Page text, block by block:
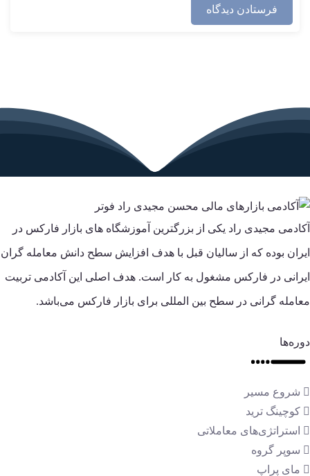
آکادمی مجیدی راد یکی از بزرگترین آموزشگاه های بازار فارکس در
ایران بوده که از سالیان قبل با هدف افزایش سطح دانش معامله گران
ایرانی در فارکس مشغول به کار است. هدف اصلی این آکادمی تربیت
معامله گرانی در سطح بین المللی برای بازار فارکس می‌باشد.
دوره‌ها
شروع مسیر
کوچینگ ترید
استراتژی‌های معاملاتی
سوپر گروه
مای پراپ